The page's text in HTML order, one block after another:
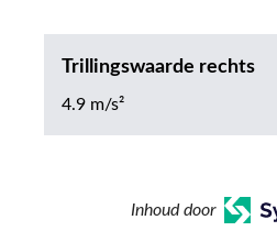
Trillingswaarde rechts
4.9 m/s²
Inhoud door